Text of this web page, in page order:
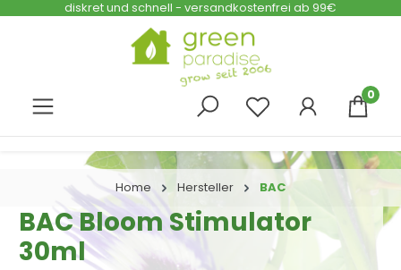
Zum Hauptinhalt springen
diskret und schnell - versandkostenfrei ab 99€
0
Home Hersteller BAC
BAC Bloom Stimulator
30ml